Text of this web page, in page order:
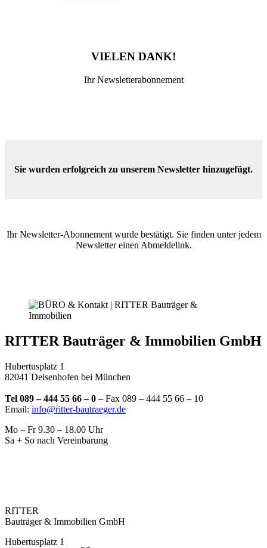
VIELEN DANK!
Ihr Newsletterabonnement
Sie wurden erfolgreich zu unserem Newsletter hinzugefügt.
Ihr Newsletter-Abonnement wurde bestätigt. Sie finden unter jedem
Newsletter einen Abmeldelink.
RITTER Bauträger & Immobilien GmbH
Hubertusplatz 1
82041 Deisenhofen bei München
Tel 089 – 444 55 66 – 0 – Fax 089 – 444 55 66 – 10
Email: info@ritter-bautraeger.de
Mo – Fr 9.30 – 18.00 Uhr
Sa + So nach Vereinbarung
RITTER
Bauträger & Immobilien GmbH
Hubertusplatz 1